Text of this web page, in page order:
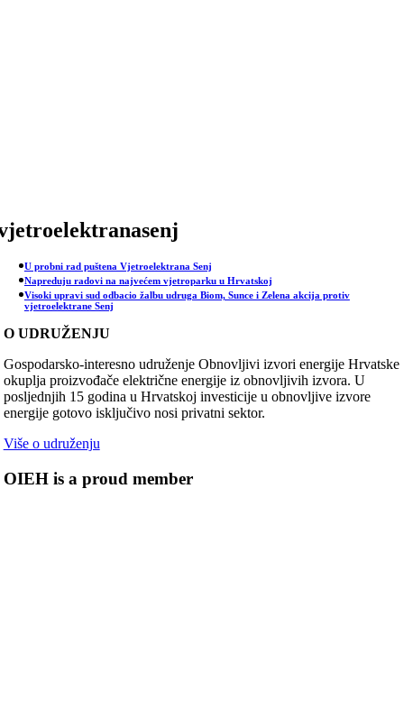
U probni rad puštena Vjetroelektrana Senj
Napreduju radovi na najvećem vjetroparku u Hrvatskoj
Visoki upravi sud odbacio žalbu udruga Biom, Sunce i Zelena akcija protiv
vjetroelektrane Senj
O UDRUŽENJU
Gospodarsko-interesno udruženje Obnovljivi izvori energije Hrvatske
okuplja proizvođače električne energije iz obnovljivih izvora. U
posljednjih 15 godina u Hrvatskoj investicije u obnovljive izvore
energije gotovo isključivo nosi privatni sektor.
Više o udruženju
OIEH is a proud member